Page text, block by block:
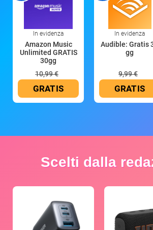
In evidenza
Amazon Music
Unlimited GRATIS
30gg
10,99 €
GRATIS
In evidenza
Audible: Gratis
gg
9,99 €
GRATIS
Scelti dalla